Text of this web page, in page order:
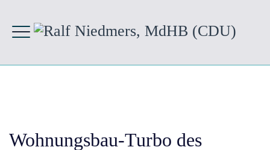
Wohnungsbau-Turbo des